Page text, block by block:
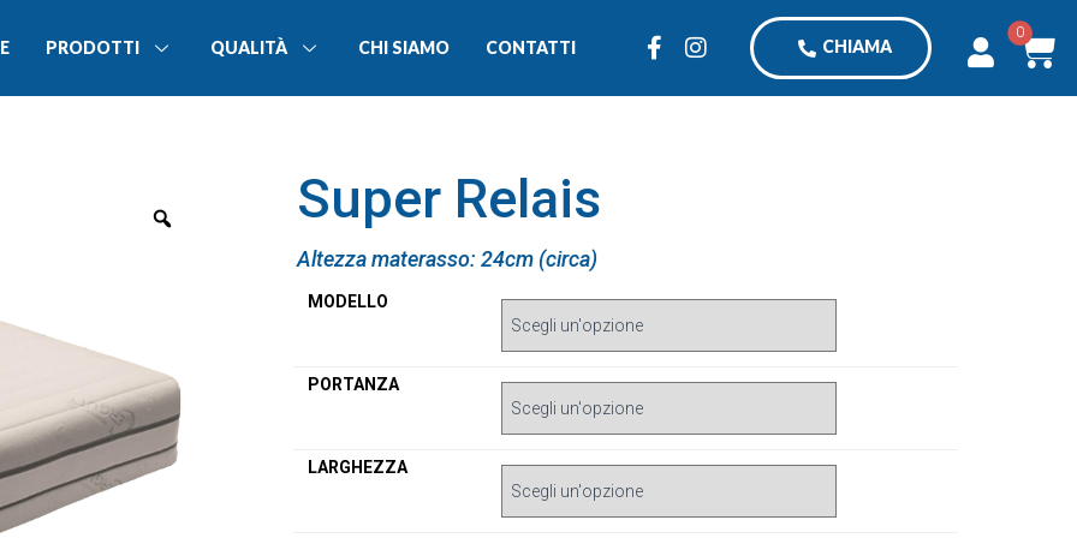
PRODOTTI QUALITÀ CHI SIAMO CONTATTI CHIAMA
0
Super Relais
Altezza materasso: 24cm (circa)
MODELLO
PORTANZA
LARGHEZZA